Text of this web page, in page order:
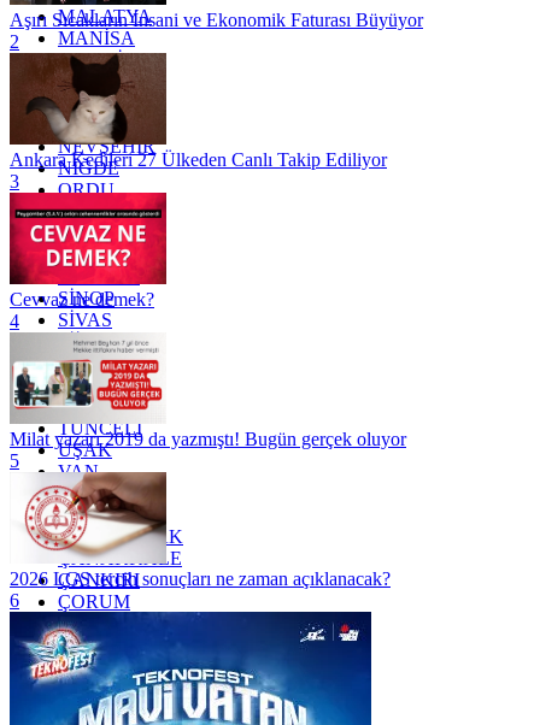
MALATYA
MANİSA
MARDİN
MERSİN
MUĞLA
MUŞ
NEVŞEHİR
NİĞDE
ORDU
OSMANİYE
RİZE
SAKARYA
SAMSUN
SİNOP
SİVAS
SİİRT
TEKİRDAĞ
TOKAT
TRABZON
TUNCELİ
UŞAK
VAN
YALOVA
YOZGAT
ZONGULDAK
ÇANAKKALE
ÇANKIRI
ÇORUM
İSTANBUL
İZMİR
ŞANLIURFA
ŞIRNAK
Aşırı Sıcakların İnsani ve Ekonomik Faturası Büyüyor
2
Ankara Kedileri 27 Ülkeden Canlı Takip Ediliyor
3
Cevvaz ne demek?
4
Milat yazarı 2019 da yazmıştı! Bugün gerçek oluyor
5
2026 LGS tercih sonuçları ne zaman açıklanacak?
6